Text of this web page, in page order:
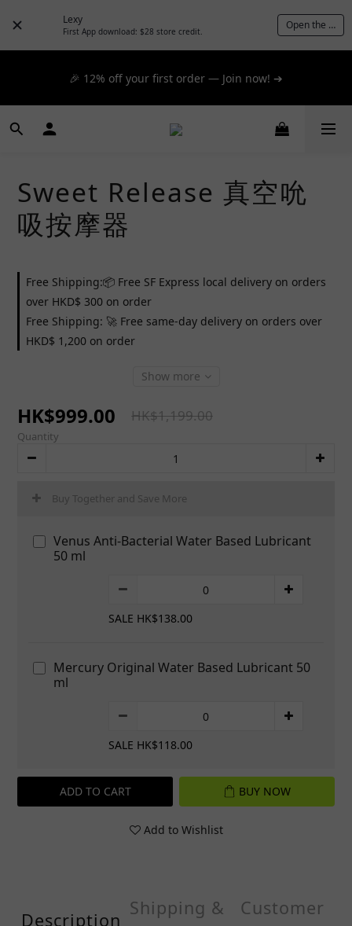
Lexy
First App download: $28 store credit. Open the App
day express! ➔
📦 $300+ for FREE SF Express, 🚚 $1200+ for FREE same-
day express! ➔
🎉 12% off your first order — Join now! ➔
📦 $300+ for FREE SF Express, 🚚 $1200+ for FREE same-
Sweet Release 真空吮
吸按摩器
Free Shipping:📦 Free SF Express local delivery on orders
over HKD$ 300 on order
Free Shipping: 🚀 Free same-day delivery on orders over
HKD$ 1,200 on order
Show more
HK$999.00 HK$1,199.00
Quantity
Buy Together and Save More
Venus Anti-Bacterial Water Based Lubricant
50 ml
SALE HK$138.00
Mercury Original Water Based Lubricant 50
ml
SALE HK$118.00
ADD TO CART BUY NOW
Add to Wishlist
Description
Shipping &
Customer